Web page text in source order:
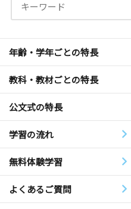
年齢・学年ごとの特長
教科・教材ごとの特長
公文式の特長
学習の流れ
無料体験学習
よくあるご質問